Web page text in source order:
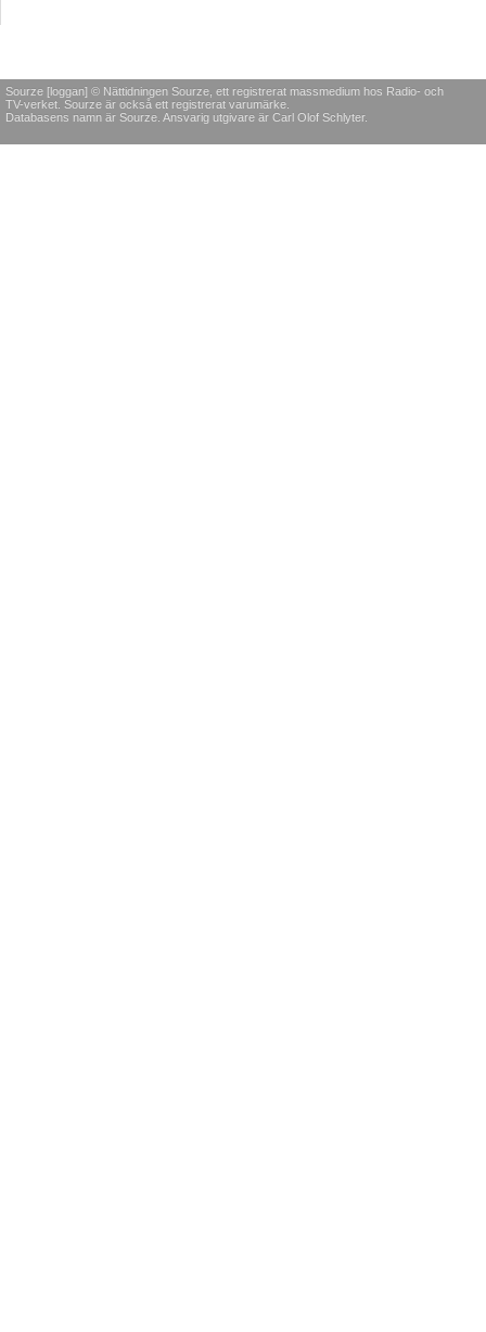
Sourze [loggan] © Nättidningen Sourze, ett registrerat massmedium hos Radio- och
TV-verket. Sourze är också ett registrerat varumärke.
Databasens namn är Sourze. Ansvarig utgivare är Carl Olof Schlyter.